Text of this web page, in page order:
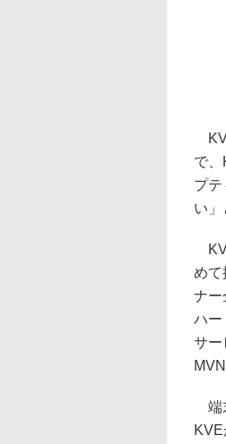
で
プ
い」
めて
ナー
ハー
サー
端